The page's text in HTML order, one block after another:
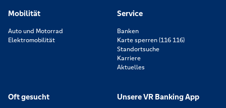
Mobilität
Auto und Motorrad
Elektromobilität
Service
Banken
Karte sperren (116 116)
Standortsuche
Karriere
Aktuelles
Oft gesucht Unsere VR Banking App